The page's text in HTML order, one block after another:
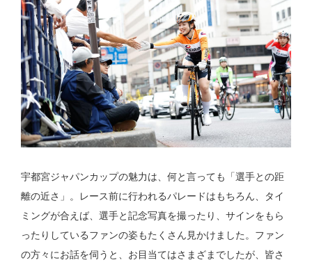
宇都宮ジャパンカップの魅力は、何と言っても「選手との距
離の近さ」。レース前に行われるパレードはもちろん、タイ
ミングが合えば、選手と記念写真を撮ったり、サインをもら
ったりしているファンの姿もたくさん見かけました。ファン
の方々にお話を伺うと、お目当てはさまざまでしたが、皆さ